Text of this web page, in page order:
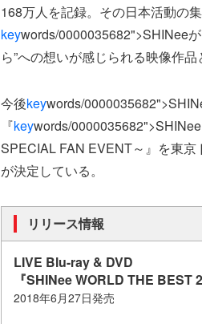
168万人を記録。その日本活動の
keywords/0000035682">SHINee
ら”への想いが感じられる映像作品
今後keywords/
『keywords/
SPECIAL FAN EVENT～』を東
が決定している。
リリース情報
LIVE Blu-ray & DVD
『SHINee WORLD THE BEST
2018年6月27日発売